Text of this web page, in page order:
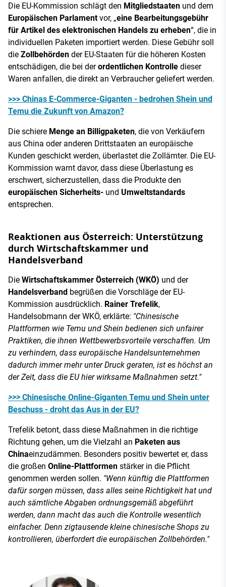
Die EU-Kommission schlägt den Mitgliedstaaten und dem
Europäischen Parlamentvor, „eine Bearbeitungsgebühr
für Artikel des elektronischen Handels zu erheben“, die in
individuellen Paketen importiert werden. Diese Gebühr soll
die Zollbehörden der EU-Staaten für die höheren Kosten
entschädigen, die bei derordentlichen Kontrolle dieser
Waren anfallen, die direkt an Verbraucher geliefert werden.
>>> Chinas E-Commerce-Giganten - bedrohen Shein und
Temu die Zukunft von Amazon?
Die schiere Menge an Billigpaketen, die von Verkäufern
aus China oder anderen Drittstaaten an europäische
Kunden geschickt werden, überlastet die Zollämter. Die EU-
Kommission warnt davor, dass diese Überlastung es
erschwert, sicherzustellen, dass die Produkte den
europäischen Sicherheits- und Umweltstandards
entsprechen.
Reaktionen aus Österreich: Unterstützung
durch Wirtschaftskammer und
Handelsverband
Die Wirtschaftskammer Österreich (WKÖ) und der
Handelsverband begrüßen die Vorschläge der EU-
Kommission ausdrücklich. Rainer Trefelik,
Handelsobmann der WKÖ, erklärte: "Chinesische
Plattformen wie Temu und Shein bedienen sich unfairer
Praktiken, die ihnen Wettbewerbsvorteile verschaffen. Um
zu verhindern, dass europäische Handelsunternehmen
dadurch immer mehr unter Druck geraten, ist es höchst an
der Zeit, dass die EU hier wirksame Maßnahmen setzt."
>>>Chinesische Online-Giganten Temu und Shein unter
Beschuss - droht das Aus in der EU?
Trefelik betont, dass diese Maßnahmen in die richtige
Richtung gehen, um die Vielzahl an Paketen aus
Chinaeinzudämmen. Besonders positiv bewertet er, dass
die großen Online-Plattformen stärker in die Pflicht
genommen werden sollen. "Wenn künftig die Plattformen
dafür sorgen müssen, dass alles seine Richtigkeit hat und
auch sämtliche Abgaben ordnungsgemäß abgeführt
werden, dann macht das auch die Kontrolle wesentlich
einfacher. Denn zigtausende kleine chinesische Shops zu
kontrollieren, überfordert die europäischen Zollbehörden."